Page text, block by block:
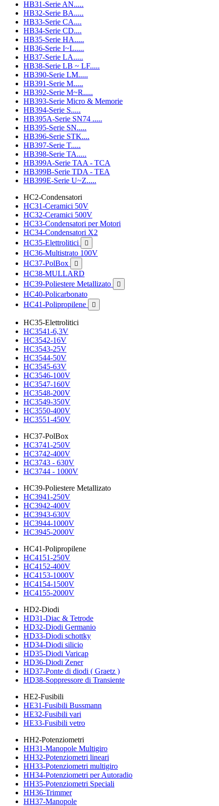
HB31-Serie AN.....
HB32-Serie BA.....
HB33-Serie CA....
HB34-Serie CD....
HB35-Serie HA.....
HB36-Serie I~L.....
HB37-Serie LA.....
HB38-Serie LB ~ LF.....
HB390-Serie LM.....
HB391-Serie M.....
HB392-Serie M~R.....
HB393-Serie Micro & Memorie
HB394-Serie S.....
HB395A-Serie SN74 .....
HB395-Serie SN.....
HB396-Serie STK....
HB397-Serie T.....
HB398-Serie TA.....
HB399A-Serie TAA - TCA
HB399B-Serie TDA - TEA
HB399E-Serie U~Z.....
HC2-Condensatori
HC31-Ceramici 50V
HC32-Ceramici 500V
HC33-Condensatori per Motori
HC34-Condensatori X2
HC35-Elettrolitici

HC36-Multistrato 100V
HC37-PolBox

HC38-MULLARD
HC39-Poliestere Metallizato

HC40-Policarbonato
HC41-Polipropilene

HC35-Elettrolitici
HC3541-6,3V
HC3542-16V
HC3543-25V
HC3544-50V
HC3545-63V
HC3546-100V
HC3547-160V
HC3548-200V
HC3549-350V
HC3550-400V
HC3551-450V
HC37-PolBox
HC3741-250V
HC3742-400V
HC3743 - 630V
HC3744 - 1000V
HC39-Poliestere Metallizato
HC3941-250V
HC3942-400V
HC3943-630V
HC3944-1000V
HC3945-2000V
HC41-Polipropilene
HC4151-250V
HC4152-400V
HC4153-1000V
HC4154-1500V
HC4155-2000V
HD2-Diodi
HD31-Diac & Tetrode
HD32-Diodi Germanio
HD33-Diodi schottky
HD34-Diodi silicio
HD35-Diodi Varicap
HD36-Diodi Zener
HD37-Ponte di diodi ( Graetz )
HD38-Soppressore di Transiente
HE2-Fusibili
HE31-Fusibili Bussmann
HE32-Fusibili vari
HE33-Fusibili vetro
HH2-Potenziometri
HH31-Manopole Multigiro
HH32-Potenziometri lineari
HH33-Potenziometri multigiro
HH34-Potenziometri per Autoradio
HH35-Potenziometri Speciali
HH36-Trimmer
HH37-Manopole